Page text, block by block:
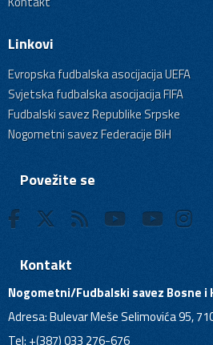
Linkovi
Evropska fudbalska asocijacija UEFA
Svjetska fudbalska asocijacija FIFA
Fudbalski savez Republike Srpske
Nogometni savez Federacije BiH
Povežite se
Kontakt
Nogometni/Fudbalski savez Bosne i
Adresa: Bulevar Meše Selimovića 95,
Tel: +(387) 033 276-676